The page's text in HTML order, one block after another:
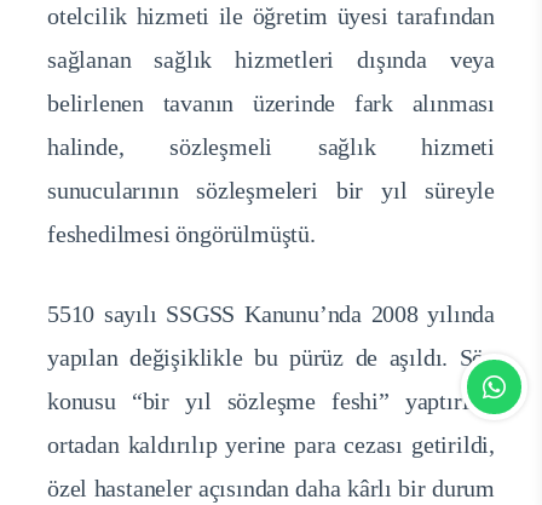
otelcilik hizmeti ile öğretim üyesi tarafından
sağlanan sağlık hizmetleri dışında veya
belirlenen tavanın üzerinde fark alınması
halinde, sözleşmeli sağlık hizmeti
sunucularının sözleşmeleri bir yıl süreyle
feshedilmesi öngörülmüştü.
5510 sayılı SSGSS Kanunu’nda 2008 yılında
yapılan değişiklikle bu pürüz de aşıldı. Söz
konusu “bir yıl sözleşme feshi” yaptırımı
ortadan kaldırılıp yerine para cezası getirildi,
özel hastaneler açısından daha kârlı bir durum